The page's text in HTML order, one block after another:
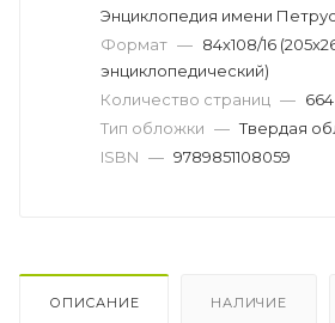
Энциклопедия имени
Формат — 84х108/16
энциклопедический)
Количество страниц — 664
Тип обложки — Твердая
ISBN — 9789851108059
ОПИСАНИЕ НАЛИЧИЕ